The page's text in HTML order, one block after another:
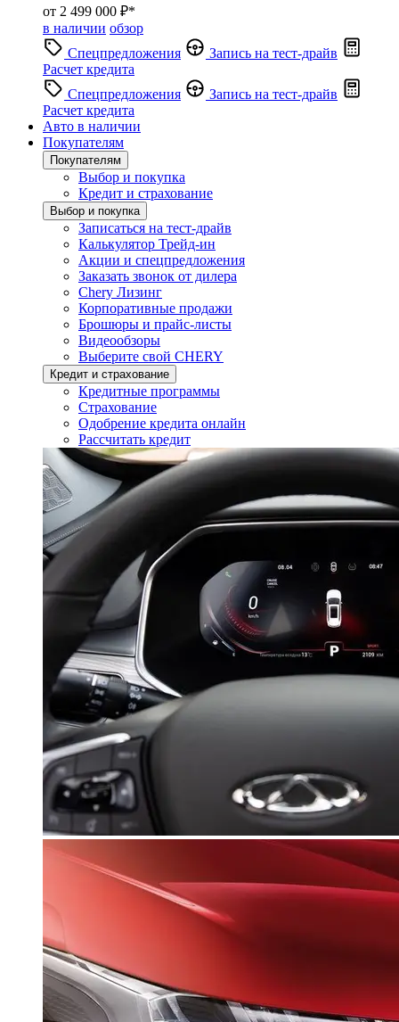
от 2 499 000 ₽*
в наличии обзор
Спецпредложения
Запись на тест-драйв
Расчет кредита
Спецпредложения
Запись на тест-драйв
Расчет кредита
Авто в наличии
Покупателям
Покупателям
Выбор и покупка
Кредит и страхование
Выбор и покупка
Записаться на тест-драйв
Калькулятор Трейд-ин
Акции и спецпредложения
Заказать звонок от дилера
Chery Лизинг
Корпоративные продажи
Брошюры и прайс-листы
Видеообзоры
Выберите свой CHERY
Кредит и страхование
Кредитные программы
Страхование
Одобрение кредита онлайн
Рассчитать кредит